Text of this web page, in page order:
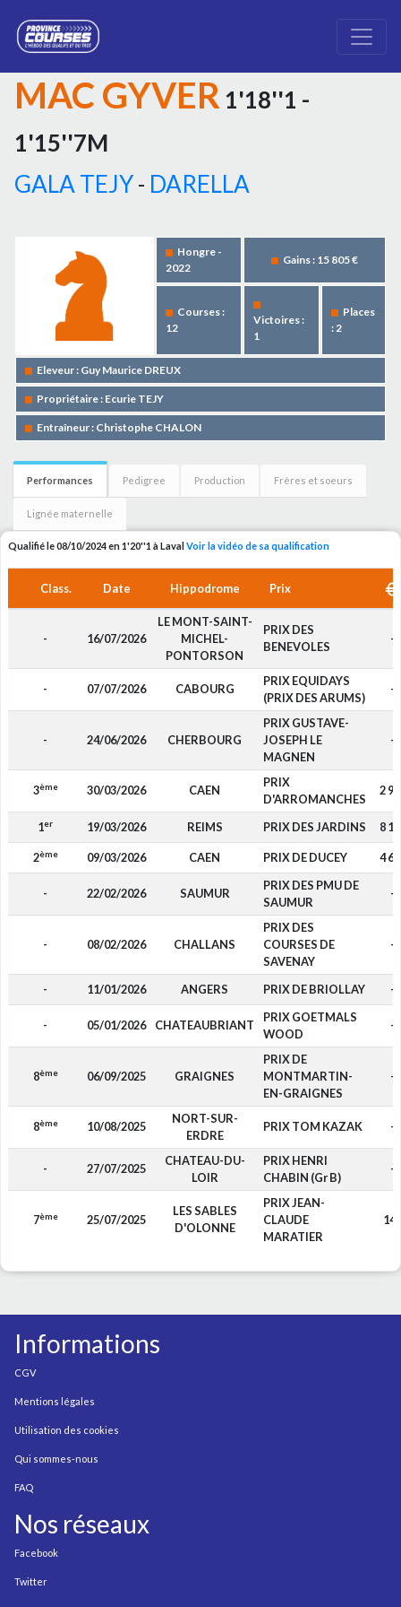
MAC GYVER 1'18''1 -
1'15''7M
GALA TEJY- DARELLA
Hongre -
2022
Gains : 15 805 €
Courses :
12
Victoires :
1
Places
: 2
Eleveur : Guy Maurice DREUX
Propriétaire : Ecurie TEJY
Entraîneur : Christophe CHALON
Performances Pedigree Production Frères et soeurs
Lignée maternelle
Qualifié le 08/10/2024 en 1'20''1 à LavalVoir la vidéo de sa qualification
Class. Date Hippodrome Prix
- 16/07/2026
LE MONT-SAINT-
MICHEL-
PONTORSON
PRIX DES
BENEVOLES
-
- 07/07/2026 CABOURG
PRIX EQUIDAYS
(PRIX DES ARUMS)
-
- 24/06/2026 CHERBOURG
PRIX GUSTAVE-
JOSEPH LE
MAGNEN
-
3ème 30/03/2026 CAEN
PRIX
D'ARROMANCHES
2
1er 19/03/2026 REIMS PRIX DES JARDINS 8
2ème 09/03/2026 CAEN PRIX DE DUCEY 4
- 22/02/2026 SAUMUR
PRIX DES PMU DE
SAUMUR
-
- 08/02/2026 CHALLANS
PRIX DES
COURSES DE
SAVENAY
-
- 11/01/2026 ANGERS PRIX DE BRIOLLAY -
- 05/01/2026 CHATEAUBRIANT
PRIX GOETMALS
WOOD
-
8ème 06/09/2025 GRAIGNES
PRIX DE
MONTMARTIN-
EN-GRAIGNES
-
8ème 10/08/2025
NORT-SUR-
ERDRE
PRIX TOM KAZAK -
- 27/07/2025
CHATEAU-DU-
LOIR
PRIX HENRI
CHABIN (Gr B)
-
7ème 25/07/2025
LES SABLES
D'OLONNE
PRIX JEAN-
CLAUDE
MARATIER
140
Informations
CGV
Mentions légales
Utilisation des cookies
Qui sommes-nous
FAQ
Nos réseaux
Facebook
Twitter